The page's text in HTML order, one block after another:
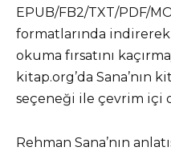
EPUB/FB2/TXT/PDF/
formatlarında
okuma fırsatını
kitap.org’da Sana’nın
seçeneği ile çevrim içi
Rehman Sana’nın